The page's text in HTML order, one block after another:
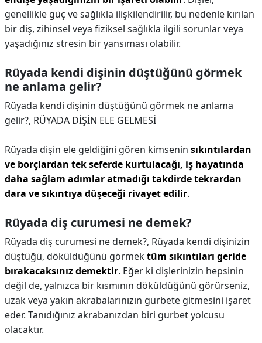
genellikle güç ve sağlıkla ilişkilendirilir, bu nedenle kırılan
bir diş, zihinsel veya fiziksel sağlıkla ilgili sorunlar veya
yaşadığınız stresin bir yansıması olabilir.
Rüyada kendi dişinin düştüğünü görmek
ne anlama gelir?
Rüyada kendi dişinin düştüğünü görmek ne anlama
gelir?, RÜYADA DİŞİN ELE GELMESİ
Rüyada dişin ele geldiğini gören kimsenin sıkıntılardan
ve borçlardan tek seferde kurtulacağı, iş hayatında
daha sağlam adımlar atmadığı takdirde tekrardan
dara ve sıkıntıya düşeceği rivayet edilir.
Rüyada diş curumesi ne demek?
Rüyada diş curumesi ne demek?, Rüyada kendi dişinizin
düştüğü, döküldüğünü görmektüm sıkıntıları geride
bırakacaksınız demektir. Eğer ki dişlerinizin hepsinin
değil de, yalnızca bir kısmının döküldüğünü görürseniz,
uzak veya yakın akrabalarınızın gurbete gitmesini işaret
eder. Tanıdığınız akrabanızdan biri gurbet yolcusu
olacaktır.